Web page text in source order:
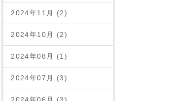
2024年11月 (2)
2024年10月 (2)
2024年08月 (1)
2024年07月 (3)